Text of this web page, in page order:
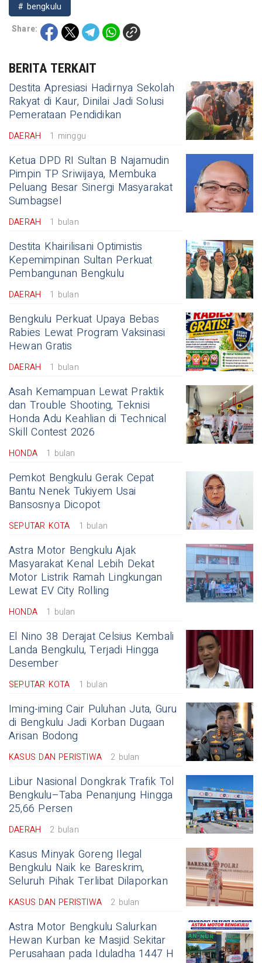
# bengkulu
Share:
BERITA TERKAIT
Destita Apresiasi Hadirnya Sekolah
Rakyat di Kaur, Dinilai Jadi Solusi
Pemerataan Pendidikan
DAERAH 1 minggu
Ketua DPD RI Sultan B Najamudin
Pimpin TP Sriwijaya, Membuka
Peluang Besar Sinergi Masyarakat
Sumbagsel
DAERAH 1 bulan
Destita Khairilisani Optimistis
Kepemimpinan Sultan Perkuat
Pembangunan Bengkulu
DAERAH 1 bulan
Bengkulu Perkuat Upaya Bebas
Rabies Lewat Program Vaksinasi
Hewan Gratis
DAERAH 1 bulan
Asah Kemampuan Lewat Praktik
dan Trouble Shooting, Teknisi
Honda Adu Keahlian di Technical
Skill Contest 2026
HONDA 1 bulan
Pemkot Bengkulu Gerak Cepat
Bantu Nenek Tukiyem Usai
Bansosnya Dicopot
SEPUTAR KOTA 1 bulan
Astra Motor Bengkulu Ajak
Masyarakat Kenal Lebih Dekat
Motor Listrik Ramah Lingkungan
Lewat EV City Rolling
HONDA 1 bulan
El Nino 38 Derajat Celsius Kembali
Landa Bengkulu, Terjadi Hingga
Desember
SEPUTAR KOTA 1 bulan
Iming-iming Cair Puluhan Juta, Guru
di Bengkulu Jadi Korban Dugaan
Arisan Bodong
KASUS DAN PERISTIWA 2 bulan
Libur Nasional Dongkrak Trafik Tol
Bengkulu–Taba Penanjung Hingga
25,66 Persen
DAERAH 2 bulan
Kasus Minyak Goreng Ilegal
Bengkulu Naik ke Bareskrim,
Seluruh Pihak Terlibat Dilaporkan
KASUS DAN PERISTIWA 2 bulan
Astra Motor Bengkulu Salurkan
Hewan Kurban ke Masjid Sekitar
Perusahaan pada Iduladha 1447 H